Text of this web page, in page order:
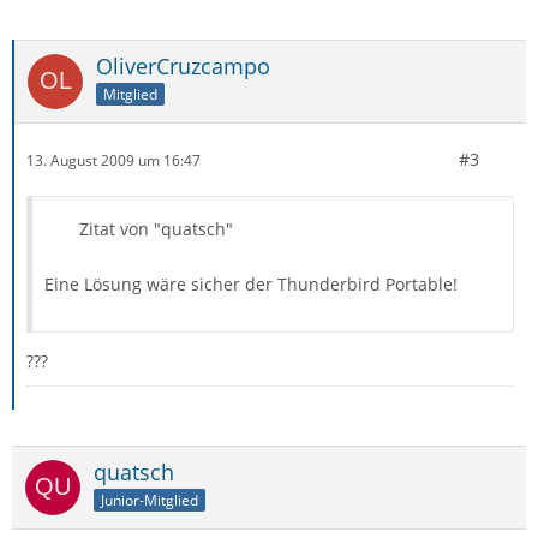
OliverCruzcampo
Mitglied
13. August 2009 um 16:47 #3
Zitat von "quatsch"
Eine Lösung wäre sicher der Thunderbird Portable!
???
quatsch
Junior-Mitglied